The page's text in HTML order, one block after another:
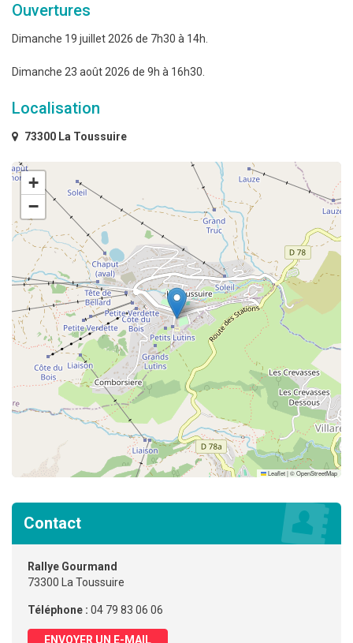
Ouvertures
Dimanche 19 juillet 2026 de 7h30 à 14h.
Dimanche 23 août 2026 de 9h à 16h30.
Localisation
73300 La Toussuire
+
−
Leaflet|©OpenStreetMap
Contact
Rallye Gourmand
73300 La Toussuire
Téléphone : 04 79 83 06 06
ENVOYER UN E-MAIL